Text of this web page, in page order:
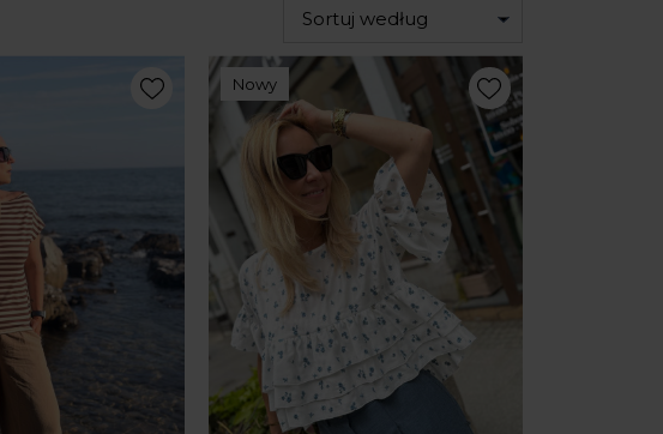
Sortuj według
Nowy